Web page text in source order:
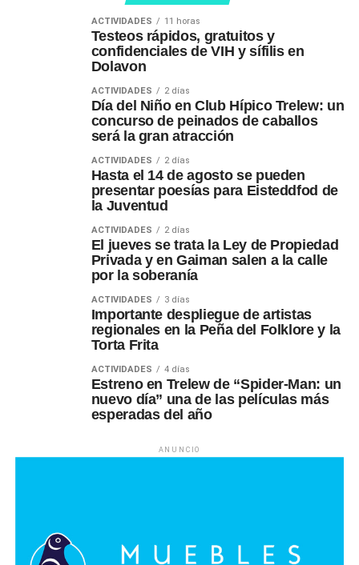
ACTIVIDADES 11 horas
Testeos rápidos, gratuitos y
confidenciales de VIH y sífilis en
Dolavon
ACTIVIDADES 2 días
Día del Niño en Club Hípico Trelew: un
concurso de peinados de caballos
será la gran atracción
ACTIVIDADES 2 días
Hasta el 14 de agosto se pueden
presentar poesías para Eisteddfod de
la Juventud
ACTIVIDADES 2 días
El jueves se trata la Ley de Propiedad
Privada y en Gaiman salen a la calle
por la soberanía
ACTIVIDADES 3 días
Importante despliegue de artistas
regionales en la Peña del Folklore y la
Torta Frita
ACTIVIDADES 4 días
Estreno en Trelew de “Spider-Man: un
nuevo día” una de las películas más
esperadas del año
ANUNCIO